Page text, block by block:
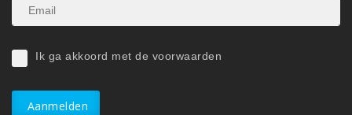
Ik ga akkoord met de voorwaarden
Aanmelden